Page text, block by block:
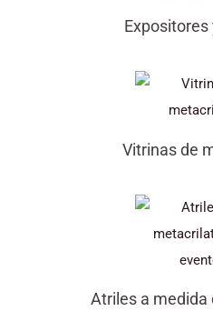
Expositores
Vitrinas de
Atriles a